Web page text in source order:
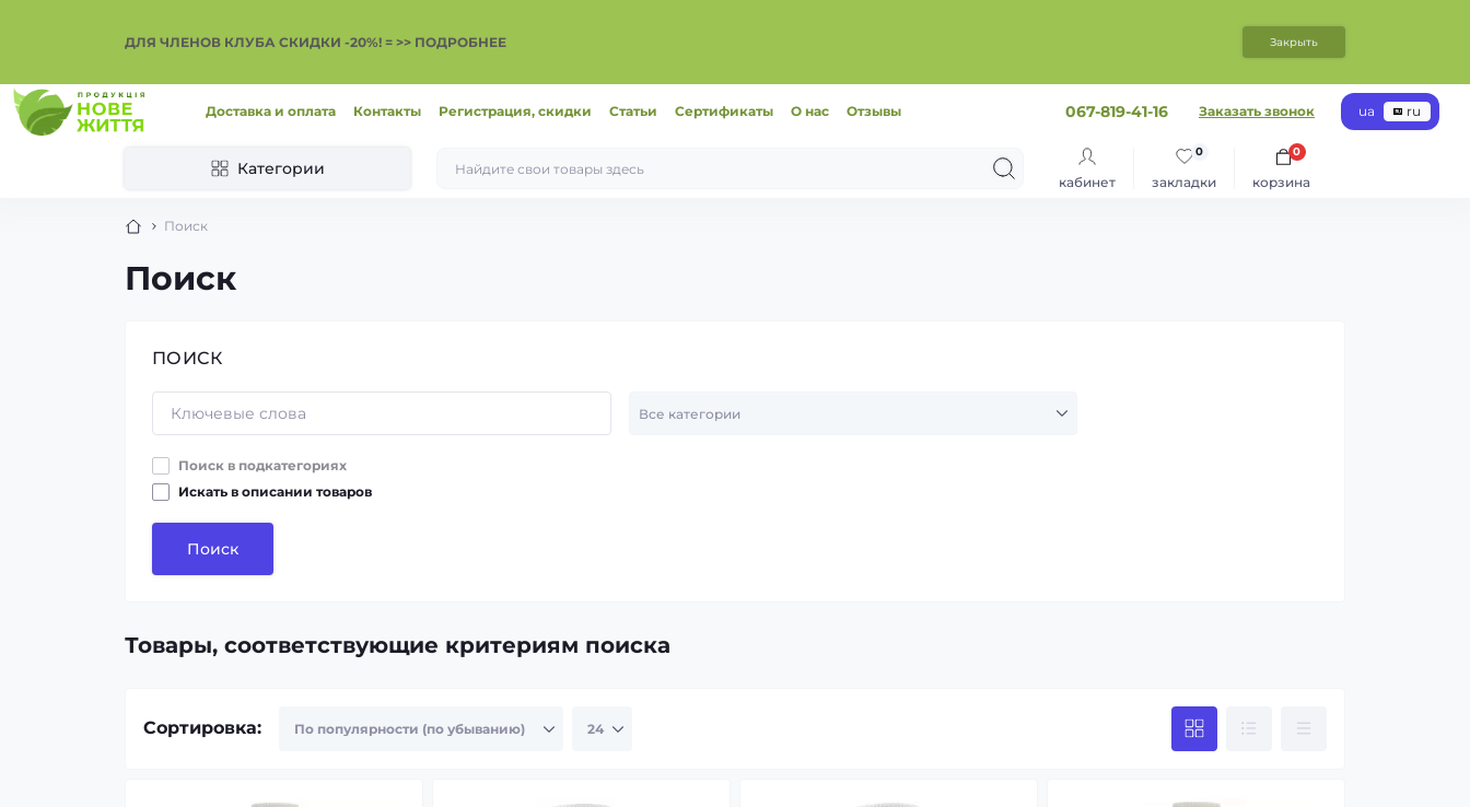
ДЛЯ ЧЛЕНОВ КЛУБА СКИДКИ -20%! = >> ПОДРОБНЕЕ Закрыть
Доставка и оплата Контакты Регистрация, скидки Статьи Сертификаты О нас Отзывы 067-819-41-16 Заказать звонок ua ru
Категории
кабинет закладки
0
корзина
0
Поиск
Поиск
ПОИСК
Поиск в подкатегориях
Искать в описании товаров
Поиск
Товары, соответствующие критериям поиска
Сортировка: